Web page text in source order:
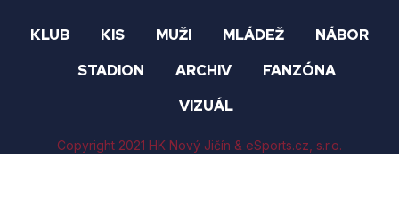
KLUB KIS MUŽI MLÁDEŽ
NÁBOR
STADION
ARCHIV
FANZÓNA
VIZUÁL
Copyright 2021 HK Nový Jičín & eSports.cz , s.r.o.